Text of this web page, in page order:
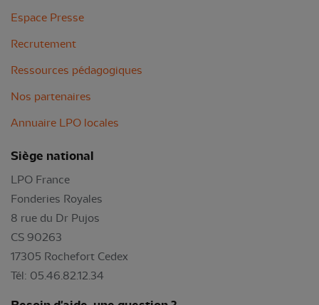
Espace Presse
Recrutement
Ressources pédagogiques
Nos partenaires
Annuaire LPO locales
Siège national
LPO France
Fonderies Royales
8 rue du Dr Pujos
CS 90263
17305 Rochefort Cedex
Tél: 05.46.82.12.34